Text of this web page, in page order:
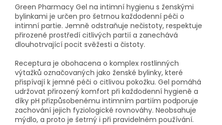
Green Pharmacy Gel na intimní hygienu s ženskými
bylinkami je určen pro šetrnou každodenní péči o
intimní partie. Jemně odstraňuje nečistoty, respektuje
přirozené prostředí citlivých partií a zanechává
dlouhotrvající pocit svěžesti a čistoty.
Receptura je obohacena o komplex rostlinných
výtažků označovaných jako ženské bylinky, které
přispívají k jemné péči o citlivou pokožku. Gel pomáhá
udržovat přirozený komfort při každodenní hygieně a
díky pH přizpůsobenému intimním partiím podporuje
zachování jejich fyziologické rovnováhy. Neobsahuje
mýdlo, a proto je šetrný i při pravidelném používání.